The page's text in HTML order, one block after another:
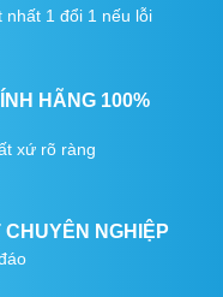
nhất 1 đổi 1 nếu lỗi
HÃNG 100%
xứ rõ ràng
NGHIỆP